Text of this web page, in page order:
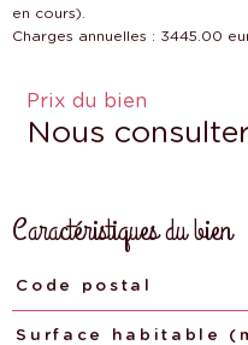
en cours).
Prix du bien
Nous
Caractéristiques du bien
Caractéristiques Valeurs
Code postal
Surface habitable